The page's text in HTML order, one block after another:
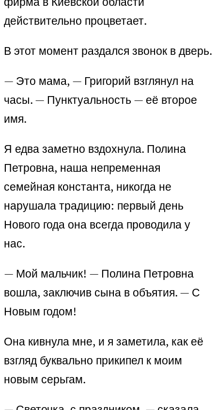
действительно процветает.
В этот момент раздался звонок в дверь.
— Это мама, — Григорий взглянул на
часы. — Пунктуальность — её второе
имя.
Я едва заметно вздохнула. Полина
Петровна, наша непременная
семейная константа, никогда не
нарушала традицию: первый день
Нового года она всегда проводила у
нас.
— Мой мальчик! — Полина Петровна
вошла, заключив сына в объятия. — С
Новым годом!
Она кивнула мне, и я заметила, как её
взгляд буквально прикипел к моим
новым серьгам.